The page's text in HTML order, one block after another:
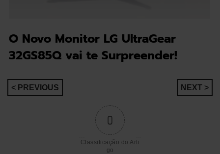
O Novo Monitor LG UltraGear
32GS85Q vai te Surpreender!
Navegação
< PREVIOUS NEXT >
0
Classificação do Arti
go